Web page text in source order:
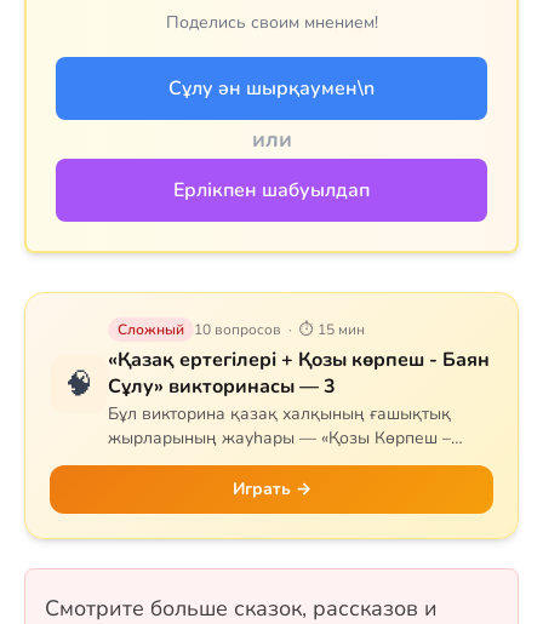
Поделись своим мнением!
Сұлу ән шырқаумен\n
или
Ерлікпен шабуылдап
🧠
Сложный 10 вопросов · ⏱ 15 мин
«Қазақ ертегілері + Қозы көрпеш - Баян
Сұлу» викторинасы — 3
Бұл викторина қазақ халқының ғашықтық
жырларының жауһары — «Қозы Көрпеш –
Баян Сұлу» дастанына арналған. Сұрақтар
жырдың тарихын, негізгі кейіпкерлерін (Қозы,
Баян, Қодар, Қарабай, Сарыбай), оқиғаның
дамуын және тарихи мұрасын қамтиды.
таңдауды және рас/жалған форматтарында.
Играть →
Смотрите больше сказок, рассказов и